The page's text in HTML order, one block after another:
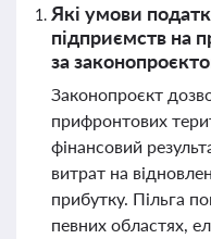
Які умови
підприємств на
за
Законопроєкт
прифронтових
фінансовий
витрат на
прибутку. Пільга
певних областях,